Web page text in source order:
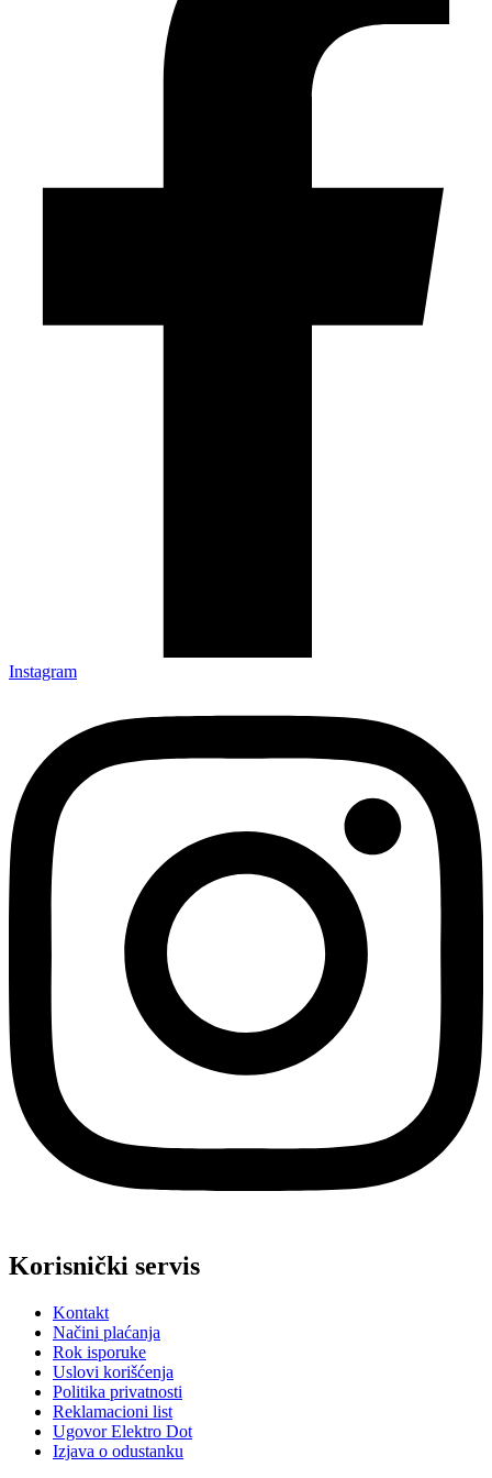
Instagram
Korisnički servis
Kontakt
Načini plaćanja
Rok isporuke
Uslovi korišćenja
Politika privatnosti
Reklamacioni list
Ugovor Elektro Dot
Izjava o odustanku